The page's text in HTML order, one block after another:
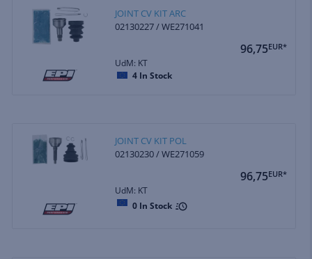
JOINT CV KIT ARC
02130227 / WE271041
96,75EUR*
UdM: KT
4 In Stock
JOINT CV KIT POL
02130230 / WE271059
96,75EUR*
UdM: KT
0 In Stock